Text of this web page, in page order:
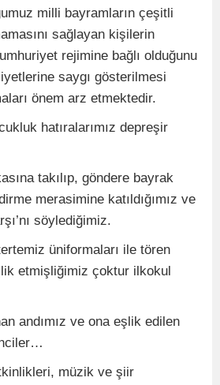
milli bayramların çeşitli
sağlayan kişilerin
rejimine bağlı olduğunu
saygı gösterilmesi
önem arz etmektedir.
hatıralarımız depreşir
takılıp, göndere bayrak
merasimine katıldığımız ve
söylediğimiz.
üniformaları ile tören
etmişliğimiz çoktur ilkokul
andımız ve ona eşlik edilen
müzik ve şiir